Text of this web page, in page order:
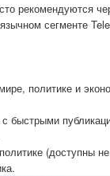
рекомендуются
сегменте
политике и
с быстрыми
(доступны